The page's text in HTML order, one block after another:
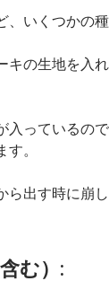
いくつかの種
キの生地を入
入っているの
。
ら出す時に崩
む）: